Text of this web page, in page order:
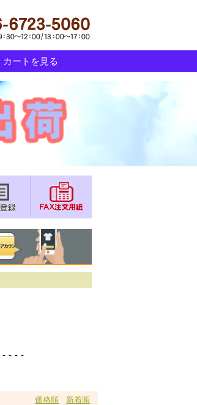
カートを見る
価格順 新着順